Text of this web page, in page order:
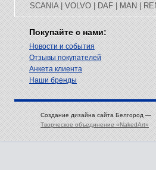
SCANIA| VOLVO DAF MAN
Покупайте с нами:
Новости и события
Отзывы покупателей
Анкета клиента
Наши бренды
Создание дизайна сайта Белгород —
Творческое объединение «NakedArt»